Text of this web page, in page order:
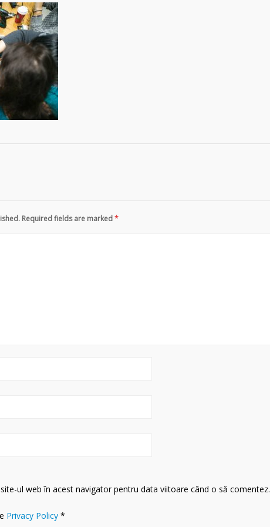
Required fields are marked*
ul web în acest navigator pentru data viitoare când o să comentez.
Privacy Policy *